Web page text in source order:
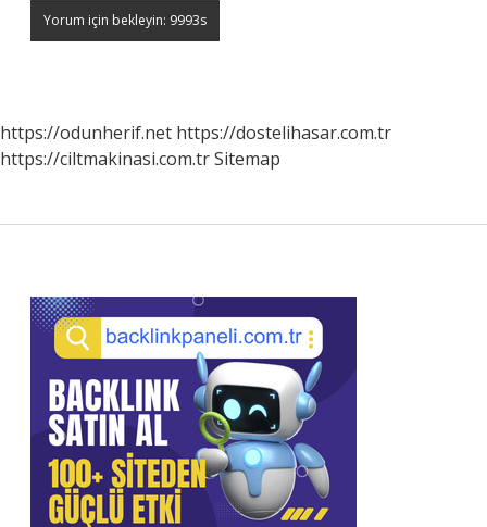
https://odunherif.net https://dostelihasar.com.tr
https://ciltmakinasi.com.trSitemap
Sidebar